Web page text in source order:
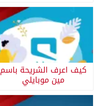
كيف اعرف الشريحة باسم
مين موبايلي